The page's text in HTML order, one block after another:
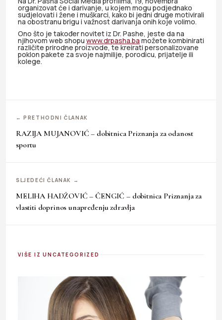
organizovat će i darivanje, u kojem mogu podjednako
sudjelovati i žene i muškarci, kako bi jedni druge motivirali
na obostranu brigu i važnost darivanja onih koje volimo.
Ono što je također novitet iz Dr. Pashe, jeste da na
njihovom web shopu www.drpasha.ba možete kombinirati
različite prirodne proizvode, te kreirati personalizovane
poklon pakete za svoje najmilije, porodicu, prijatelje ili
kolege.
← PRETHODNI ČLANAK
RAZIJA MUJANOVIĆ – dobitnica Priznanja za odanost
sportu
SLJEDEĆI ČLANAK →
MELIHA HADŽOVIĆ – ČENGIĆ – dobitnica Priznanja za
vlastiti doprinos unapređenju zdravlja
VIŠE IZ UNCATEGORIZED